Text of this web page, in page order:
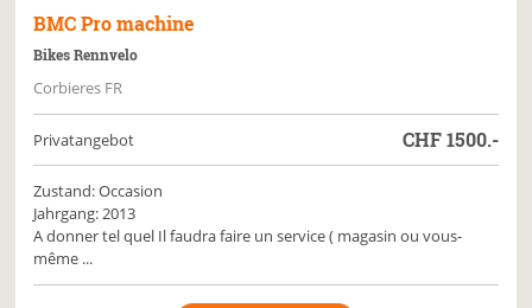
BMC Pro machine
Bikes Rennvelo
Corbieres FR
Privatangebot CHF1500.-
Zustand: Occasion
Jahrgang: 2013
A donner tel quel Il faudra faire un service ( magasin ou vous-
même ...